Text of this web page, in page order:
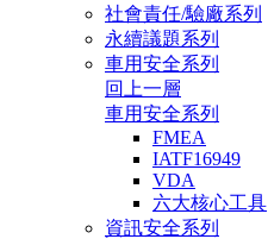
社會責任/驗廠系列
永續議題系列
車用安全系列
回上一層
車用安全系列
FMEA
IATF16949
VDA
六大核心工具
資訊安全系列